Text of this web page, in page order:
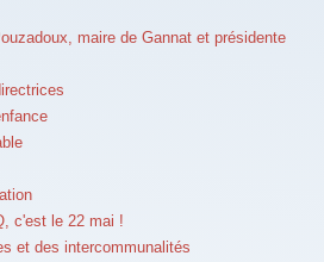
maire de Gannat et présidente
c'est le 22 mai !
et des intercommunalités